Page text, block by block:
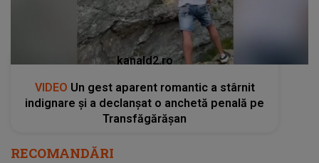
kanald2.ro
VIDEO Un gest aparent romantic a stârnit
indignare și a declanșat o anchetă penală pe
Transfăgărășan
RECOMANDĂRI